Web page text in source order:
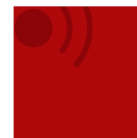
Audio
Player